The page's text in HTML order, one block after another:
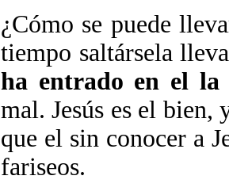
¿Cómo se puede
tiempo saltársela
ha entrado en el la
mal. Jesús es el
que el sin conocer a
fariseos.